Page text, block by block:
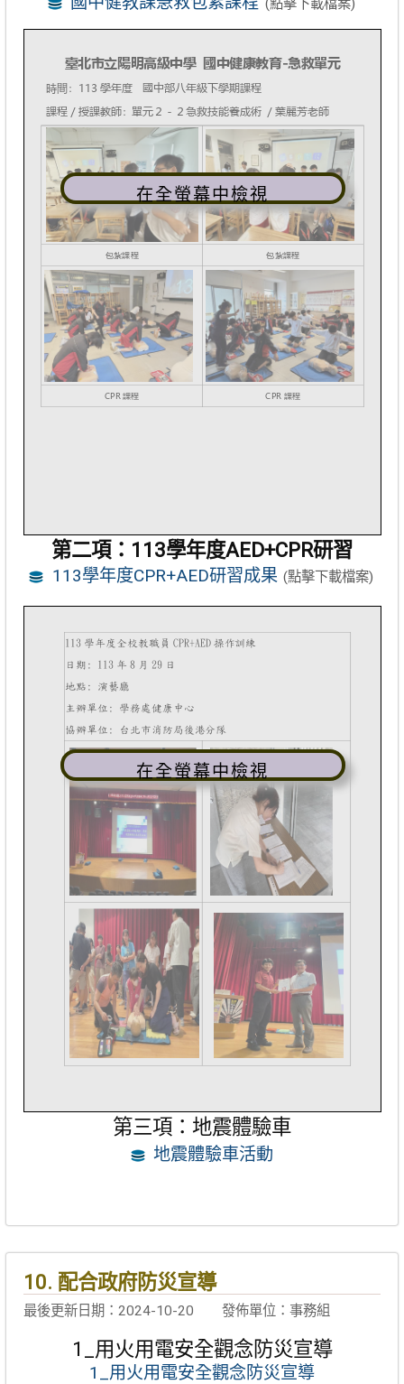
(點擊下載檔案)
在全螢幕中檢視
第二項：113學年度AED+CPR研習
113學年度CPR+AED研習成果 (點擊下載檔案)
在全螢幕中檢視
第三項：地震體驗車
地震體驗車活動
10. 配合政府防災宣導
最後更新日期：2024-10-20 發佈單位：事務組
1_用火用電安全觀念防災宣導
1_用火用電安全觀念防災宣導